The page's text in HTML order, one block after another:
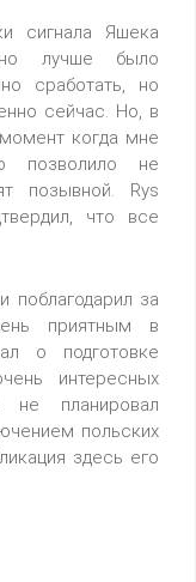
сигнала Яшека
лучше было
сработать, но
сейчас. Но, в
когда мне
позволило не
позывной. Rys
что все
поблагодарил за
приятным в
о подготовке
интересных
планировал
польских
здесь его